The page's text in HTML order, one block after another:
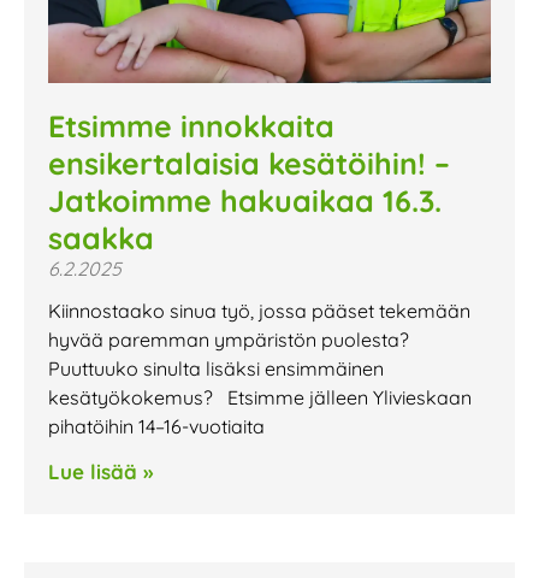
Etsimme innokkaita
ensikertalaisia kesätöihin! –
Jatkoimme hakuaikaa 16.3.
saakka
6.2.2025
Kiinnostaako sinua työ, jossa pääset tekemään
hyvää paremman ympäristön puolesta?
Puuttuuko sinulta lisäksi ensimmäinen
kesätyökokemus? Etsimme jälleen Ylivieskaan
pihatöihin 14–16-vuotiaita
Lue lisää »